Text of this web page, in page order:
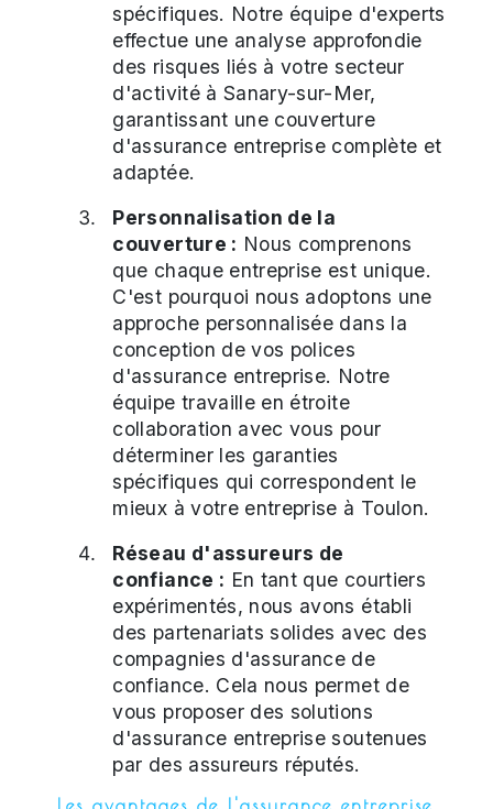
spécifiques. Notre équipe d'experts
effectue une analyse approfondie
des risques liés à votre secteur
d'activité à Sanary-sur-Mer,
garantissant une couverture
d'assurance entreprise complète et
adaptée.
Personnalisation de la
couverture : Nous comprenons
que chaque entreprise est unique.
C'est pourquoi nous adoptons une
approche personnalisée dans la
conception de vos polices
d'assurance entreprise. Notre
équipe travaille en étroite
collaboration avec vous pour
déterminer les garanties
spécifiques qui correspondent le
mieux à votre entreprise à Toulon.
Réseau d'assureurs de
confiance : En tant que courtiers
expérimentés, nous avons établi
des partenariats solides avec des
compagnies d'assurance de
confiance. Cela nous permet de
vous proposer des solutions
d'assurance entreprise soutenues
par des assureurs réputés.